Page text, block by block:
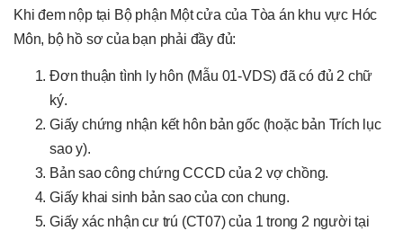
Khi đem nộp tại Bộ phận Một cửa của Tòa án khu vực Hóc
Môn, bộ hồ sơ của bạn phải đầy đủ:
Đơn thuận tình ly hôn (Mẫu 01-VDS) đã có đủ 2 chữ
ký.
Giấy chứng nhận kết hôn bản gốc (hoặc bản Trích lục
sao y).
Bản sao công chứng CCCD của 2 vợ chồng.
Giấy khai sinh bản sao của con chung.
Giấy xác nhận cư trú (CT07) của 1 trong 2 người tại